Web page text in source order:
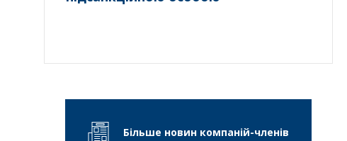
Більше новин компаній-членів